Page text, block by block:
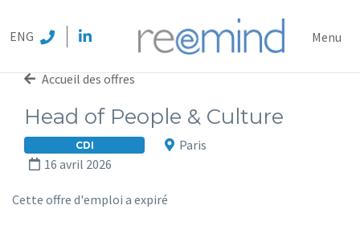
ENG Menu
Accueil des offres
Head of People & Culture
CDI
Paris
16 avril 2026
Cette offre d'emploi a expiré